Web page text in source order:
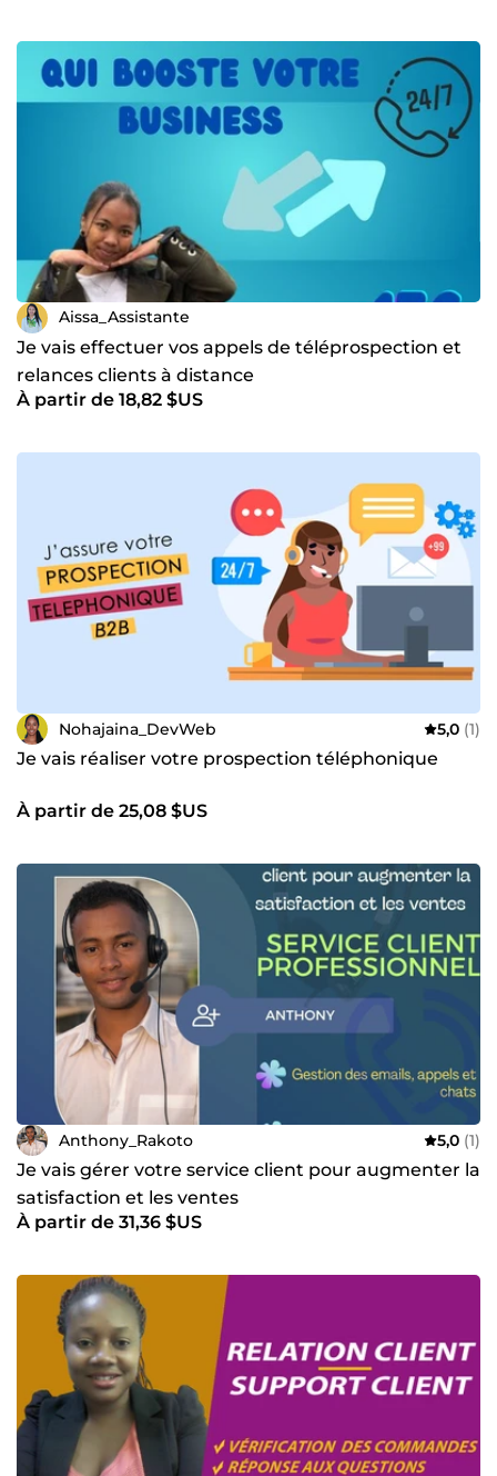
Aissa_Assistante
Je vais effectuer vos appels de téléprospection et
relances clients à distance
À partir de 18,82 $US
Nohajaina_DevWeb 5,0 (1)
Je vais réaliser votre prospection téléphonique
À partir de 25,08 $US
Anthony_Rakoto 5,0 (1)
Je vais gérer votre service client pour augmenter la
satisfaction et les ventes
À partir de 31,36 $US